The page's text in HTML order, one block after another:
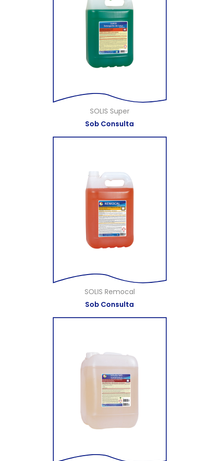
SOLIS Super
Sob Consulta
SOLIS Remocal
Sob Consulta